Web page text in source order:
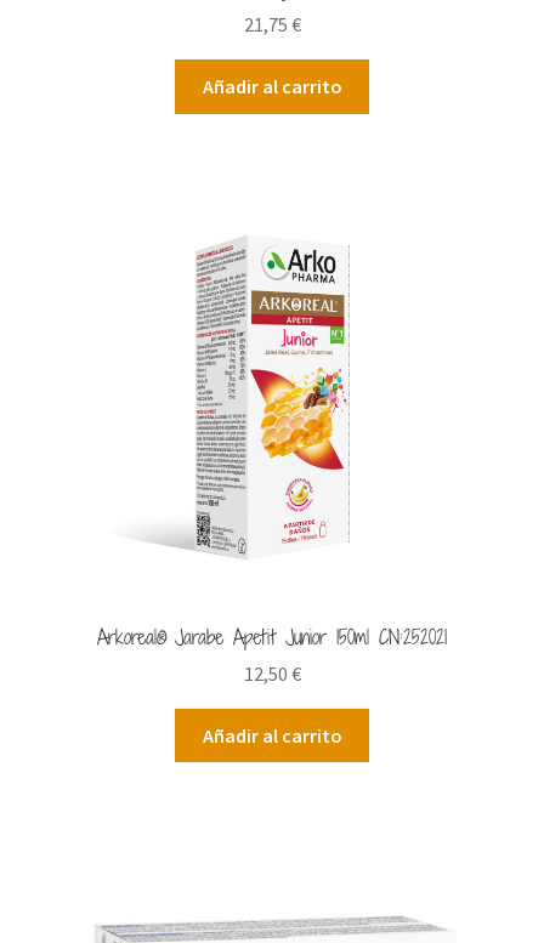
21,75 €
Añadir al carrito
Arkoreal® Jarabe Apetit Junior 150ml CN:252021
12,50 €
Añadir al carrito